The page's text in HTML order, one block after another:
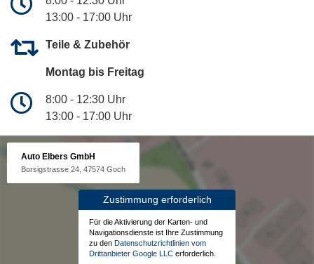
13:00 - 17:00 Uhr
Teile & Zubehör
Montag bis Freitag
8:00 - 12:30 Uhr
13:00 - 17:00 Uhr
Auto Elbers GmbH
Borsigstrasse 24, 47574 Goch
Zustimmung erforderlich
Für die Aktivierung der Karten- und
Navigationsdienste ist Ihre Zustimmung
zu den Datenschutzrichtlinien vom
Drittanbieter Google LLC erforderlich.